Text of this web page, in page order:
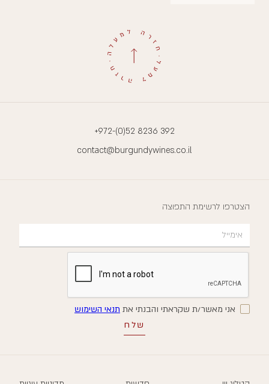
+972-(0)52 8236 392
contact@burgundywines.co.il
הצטרפו לרשימת התפוצה
אני מאשר/ת שקראתי והבנתי את תנאי השימוש